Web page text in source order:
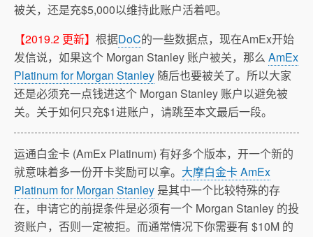
被关，还是充$5,000以维持此账户活着吧。
【2019.2 更新】 根据DoC的一些数据点，现在AmEx开始
发信说，如果这个 Morgan Stanley 账户被关，那么 AmEx
Platinum for Morgan Stanley 随后也要被关了。所以大家
还是必须充一点钱进这个 Morgan Stanley 账户以避免被
关。关于如何只充$1进账户，请跳至本文最后一段。
运通白金卡 (AmEx Platinum) 有好多个版本，开一个新的
就意味着多一份开卡奖励可以拿。 大摩白金卡 AmEx
Platinum for Morgan Stanley 是其中一个比较特殊的存
在，申请它的前提条件是必须有一个 Morgan Stanley 的投
资账户，否则一定被拒。而通常情况下你需要有 $10M 的